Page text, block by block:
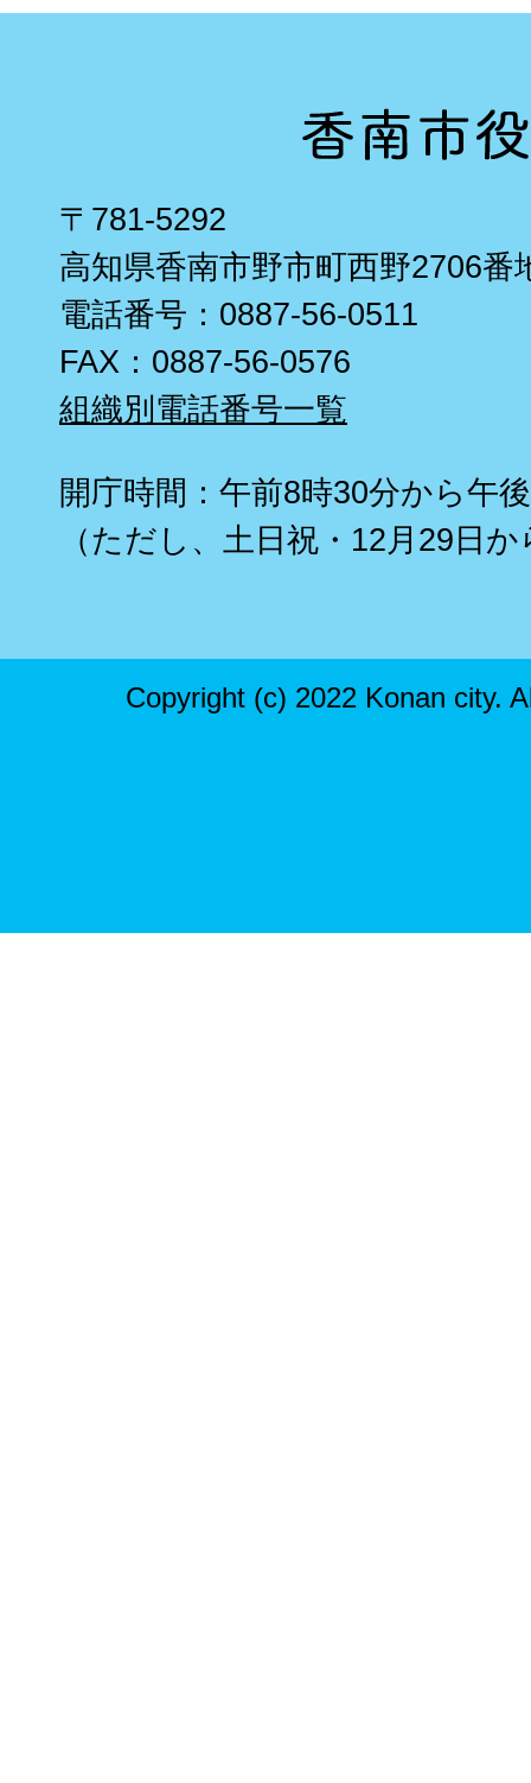
〒781-5292
高知県香南市野市町西野2706番
電話番号：0887-56-0511
FAX：0887-56-0576
組織別電話番号一覧
開庁時間：午前8時30分から午
（ただし、土日祝・12月29日
Copyright (c) 2022 Konan city.